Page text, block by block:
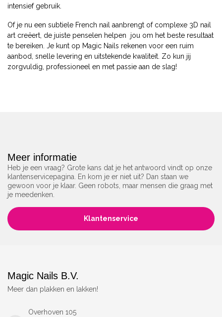
intensief gebruik.
Of je nu een subtiele French nail aanbrengt of complexe 3D nail
art creëert, de juiste penselen helpen jou om het beste resultaat
te bereiken. Je kunt op Magic Nails rekenen voor een ruim
aanbod, snelle levering en uitstekende kwaliteit. Zo kun jij
zorgvuldig, professioneel en met passie aan de slag!
Meer informatie
Heb je een vraag? Grote kans dat je het antwoord vindt op onze
klantenservicepagina. En kom je er niet uit? Dan staan we
gewoon voor je klaar. Geen robots, maar mensen die graag met
je meedenken.
Klantenservice
Magic Nails B.V.
Meer dan plakken en lakken!
Overhoven 105